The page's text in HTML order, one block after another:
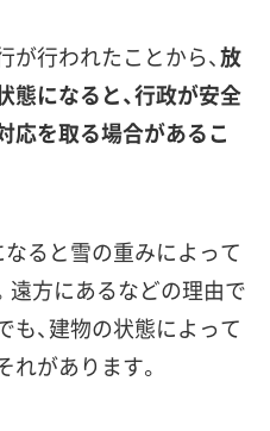
行われたことから、放
態になると、行政が安全
応を取る場合があるこ
なると雪の重みによって
遠方にあるなどの理由で
、建物の状態によって
があります。